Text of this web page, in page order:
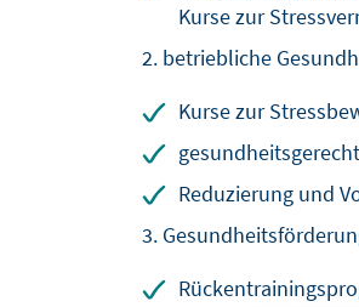
Kurse zur
2. betriebliche
Kurse zur
Reduzierung und
3.